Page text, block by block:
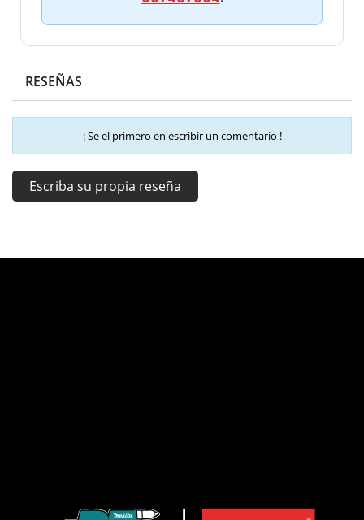
RESEÑAS
¡ Se el primero en escribir un comentario !
Escriba su propia reseña